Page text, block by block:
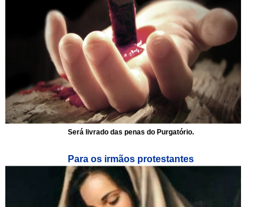
Será livrado das penas do Purgatório.
Para os irmãos protestantes